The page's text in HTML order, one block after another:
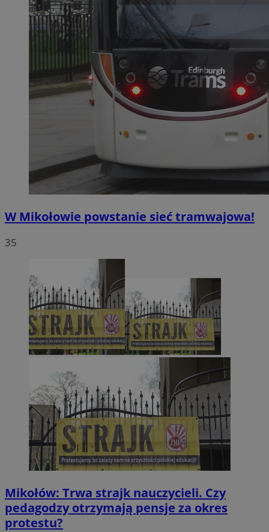
W Mikołowie powstanie sieć tramwajowa!
35
Mikołów: Trwa strajk nauczycieli. Czy
pedagodzy otrzymają pensje za okres
protestu?